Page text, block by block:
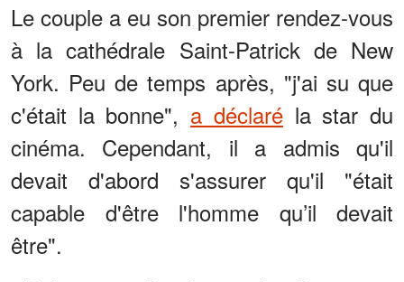
Le couple a eu son premier rendez-vous
à la cathédrale Saint-Patrick de New
York. Peu de temps après, "j'ai su que
c'était la bonne", a déclaréla star du
cinéma. Cependant, il a admis qu'il
devait d'abord s'assurer qu'il "était
capable d'être l'homme qu’il devait
être".